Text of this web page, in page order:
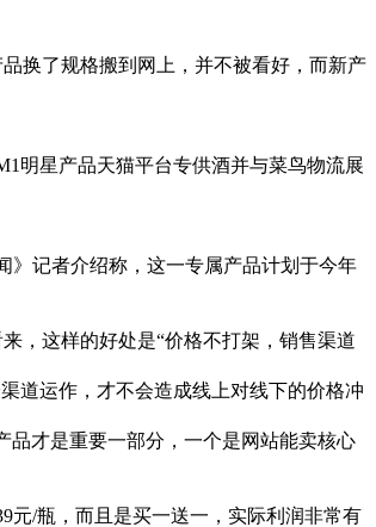
换了规格搬到网上，并不被看好，而新产
明星产品天猫平台专供酒并与菜鸟物流展
记者介绍称，这一专属产品计划于今年
，这样的好处是“价格不打架，销售渠道
道运作，才不会造成线上对线下的价格冲
才是重要一部分，一个是网站能卖核心
/瓶，而且是买一送一，实际利润非常有